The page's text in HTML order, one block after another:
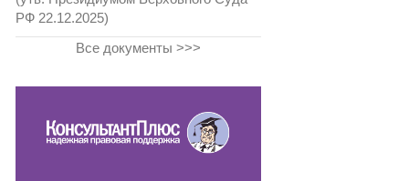
РФ 22.12.2025)
Все документы >>>